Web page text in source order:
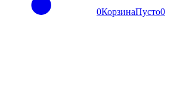
0КорзинаПусто0